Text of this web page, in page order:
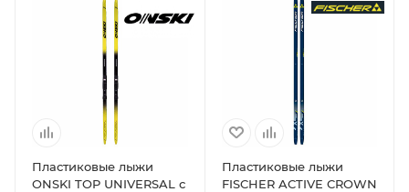
Пластиковые лыжи
ONSKI TOP UNIVERSAL с
Пластиковые лыжи
FISCHER ACTIVE CROWN